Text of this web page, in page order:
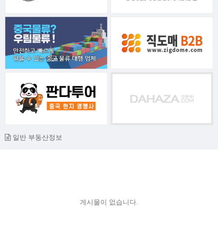
일반 부동산정보
게시물이 없습니다.